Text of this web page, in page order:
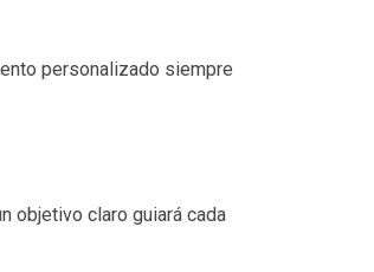
personalizado siempre
objetivo claro guiará cada